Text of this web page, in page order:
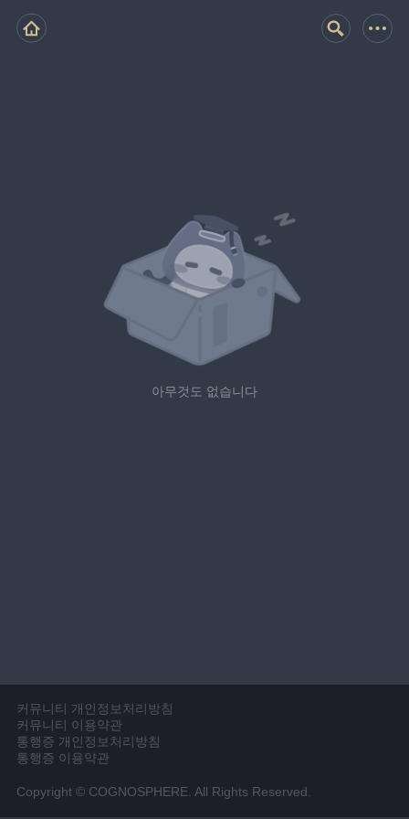
아무것도 없습니다
커뮤니티 개인정보처리방침
커뮤니티 이용약관
통행증 개인정보처리방침
통행증 이용약관
Copyright © COGNOSPHERE. All Rights Reserved.